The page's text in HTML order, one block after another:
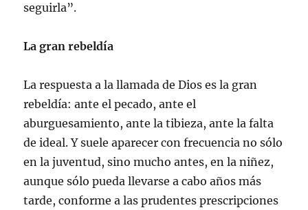
seguirla”.
La gran rebeldía
La respuesta a la llamada de Dios es la gran
rebeldía: ante el pecado, ante el
aburguesamiento, ante la tibieza, ante la falta
de ideal. Y suele aparecer con frecuencia no sólo
en la juventud, sino mucho antes, en la niñez,
aunque sólo pueda llevarse a cabo años más
tarde, conforme a las prudentes prescripciones